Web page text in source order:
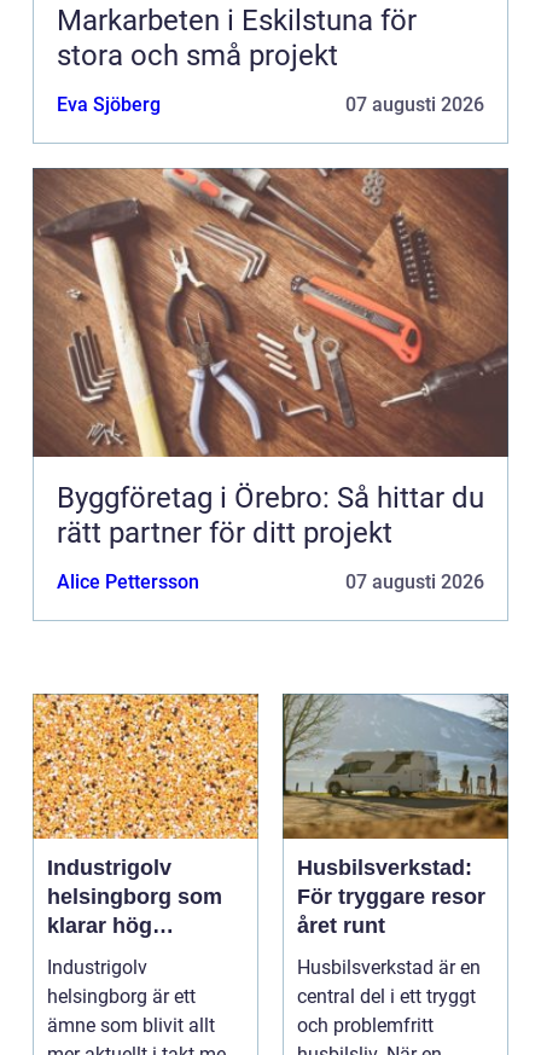
Markarbeten i Eskilstuna för
stora och små projekt
Eva Sjöberg 07 augusti 2026
Byggföretag i Örebro: Så hittar du
rätt partner för ditt projekt
Alice Pettersson 07 augusti 2026
Industrigolv
helsingborg som
klarar hög
belastning och
tuffa krav
Industrigolv
helsingborg är ett
ämne som blivit allt
Husbilsverkstad:
För tryggare resor
året runt
Husbilsverkstad är en
central del i ett tryggt
och problemfritt